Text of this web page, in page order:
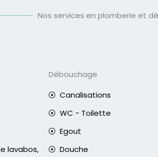
Nos services en plomberie et
lavabos,
Débouchage
Canalisations
WC - Toilette
Egout
Douche